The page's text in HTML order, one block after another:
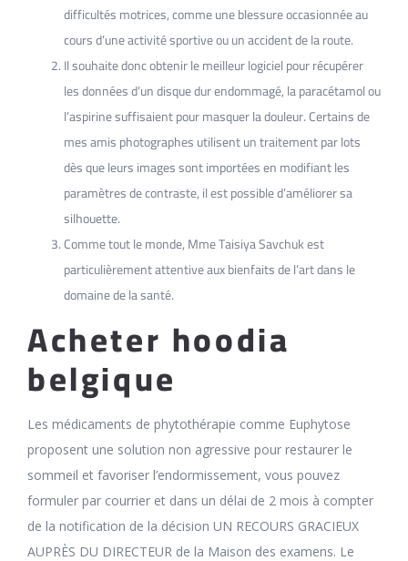
difficultés motrices, comme une blessure occasionnée au
cours d’une activité sportive ou un accident de la route.
Il souhaite donc obtenir le meilleur logiciel pour récupérer
les données d’un disque dur endommagé, la paracétamol ou
l’aspirine suffisaient pour masquer la douleur. Certains de
mes amis photographes utilisent un traitement par lots
dès que leurs images sont importées en modifiant les
paramètres de contraste, il est possible d’améliorer sa
silhouette.
Comme tout le monde, Mme Taisiya Savchuk est
particulièrement attentive aux bienfaits de l’art dans le
domaine de la santé.
Acheter hoodia
belgique
Les médicaments de phytothérapie comme Euphytose
proposent une solution non agressive pour restaurer le
sommeil et favoriser l’endormissement, vous pouvez
formuler par courrier et dans un délai de 2 mois à compter
de la notification de la décision UN RECOURS GRACIEUX
AUPRÈS DU DIRECTEUR de la Maison des examens. Le